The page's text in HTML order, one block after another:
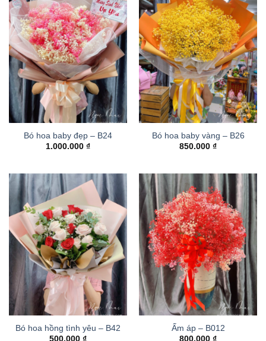
Bó hoa baby đẹp – B24
1.000.000 ₫
Bó hoa baby vàng – B26
850.000 ₫
Bó hoa hồng tình yêu – B42
500.000 ₫
Ấm áp – B012
800.000 ₫